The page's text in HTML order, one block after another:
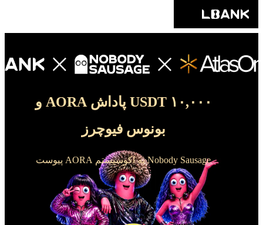
۱۰,۰۰۰ USDT پاداش AORA و
بونوس فیوچرز
Nobody Sausage به اکوسیستم AORA پیوست